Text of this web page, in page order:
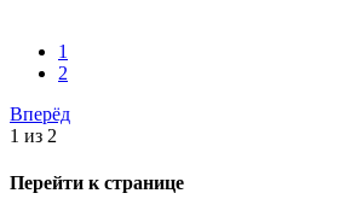
1
2
Вперёд
1 из 2
Перейти к странице